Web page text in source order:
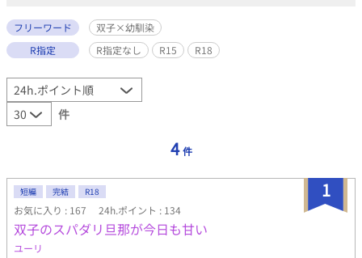
フリーワード
双子×幼馴染
R指定
R指定なし R15 R18
件
4 件
1
短編 完結 R18
お気に入り : 167 24h.ポイント : 134
双子のスパダリ旦那が今日も甘い
ユーリ